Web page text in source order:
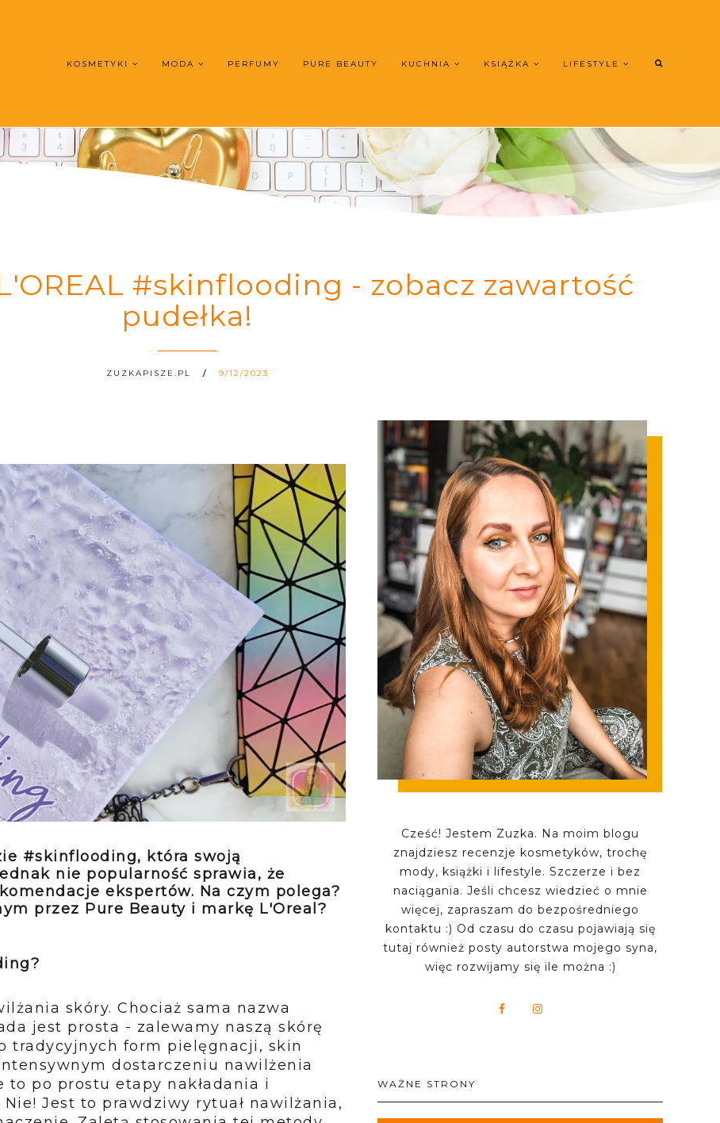
KOSMETYKI MODA PERFUMY PURE BEAUTY KUCHNIA KSIĄŻKA LIFESTYLE
#skinflooding - zobacz zawartość
pudełka!
ZUZKAPISZE.PL 9/12/2023
#skinflooding, która swoją
nie popularność sprawia, że
ekspertów. Na czym polega?
przez Pure Beauty i markę L'Oreal?
skóry. Chociaż sama nazwa
jest prosta - zalewamy naszą skórę
tradycyjnych form pielęgnacji, skin
dostarczeniu nawilżenia
to po prostu etapy nakładania i
Jest to prawdziwy rytuał nawilżania,
Cześć! Jestem Zuzka. Na moim blogu
znajdziesz recenzje kosmetyków, trochę
mody, książki i lifestyle. Szczerze i bez
naciągania. Jeśli chcesz wiedzieć o mnie
więcej, zapraszam do bezpośredniego
kontaktu :) Od czasu do czasu pojawiają się
tutaj również posty autorstwa mojego syna,
więc rozwijamy się ile można :)
WAŻNE STRONY